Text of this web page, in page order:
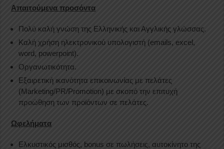
Απαιτούμενα προσόντα
Πολύ καλή γνώση της Ελληνικής και Αγγλικής γλώσσας.
Καλή χρήση ηλεκτρονικού υπολογιστή (emails, excel,
word, powerpoint).
Οργανωτικότητα.
Εξαιρετική ικανότητα επικοινωνίας με πελάτες
(Marketing/PR/Promotion) με σκοπό την επιτυχή
προώθηση των προϊόντων σε πελάτες.
Ωφελήματα
Ελκυστικός μισθός, bonus σε πωλήσεις, αυτοκίνητο της